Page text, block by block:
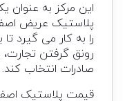
این مرکز به عنوان
پلاستیک عریض
را به کار می گیرد
رونق گرفتن تجارت،
صادرات انتخاب کند.
قیمت پلاستیک